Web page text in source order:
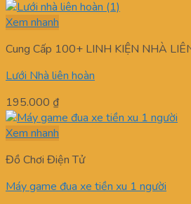
Xem nhanh
Cung Cấp 100+ LINH KIỆN NHÀ
Lưới Nhà liên hoàn
195.000 ₫
Xem nhanh
Đồ Chơi Điện Tử
Máy game đua xe tiền xu 1 người